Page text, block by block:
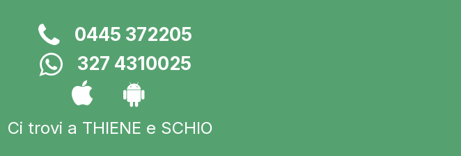
0445 372205
327 4310025
Ci trovi a THIENE e SCHIO